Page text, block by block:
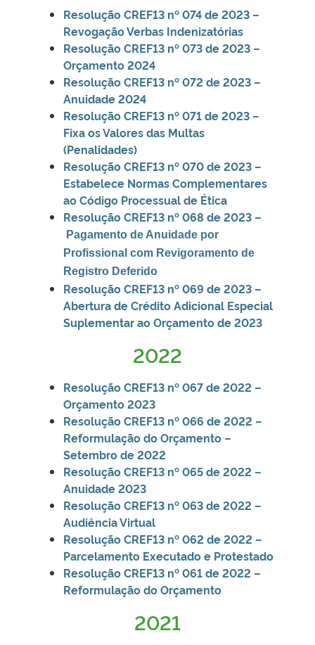
Resolução CREF13 nº 074 de 2023 –
Revogação Verbas Indenizatórias
Resolução CREF13 nº 073 de 2023 –
Orçamento 2024
Resolução CREF13 nº 072 de 2023 –
Anuidade 2024
Resolução CREF13 nº 071 de 2023 –
Fixa os Valores das Multas
(Penalidades)
Resolução CREF13 nº 070 de 2023 –
Estabelece Normas Complementares
ao Código Processual de Ética
Resolução CREF13 nº 068 de 2023 –
Pagamento de Anuidade por
Profissional com Revigoramento de
Registro Deferido
Resolução CREF13 nº 069 de 2023 –
Abertura de Crédito Adicional Especial
Suplementar ao Orçamento de 2023
2022
Resolução CREF13 nº 067 de 2022 –
Orçamento 2023
Resolução CREF13 nº 066 de 2022 –
Reformulação do Orçamento –
Setembro de 2022
Resolução CREF13 nº 065 de 2022 –
Anuidade 2023
Resolução CREF13 nº 063 de 2022 –
Audiência Virtual
Resolução CREF13 nº 062 de 2022 –
Parcelamento Executado e Protestado
Resolução CREF13 nº 061 de 2022 –
Reformulação do Orçamento
2021